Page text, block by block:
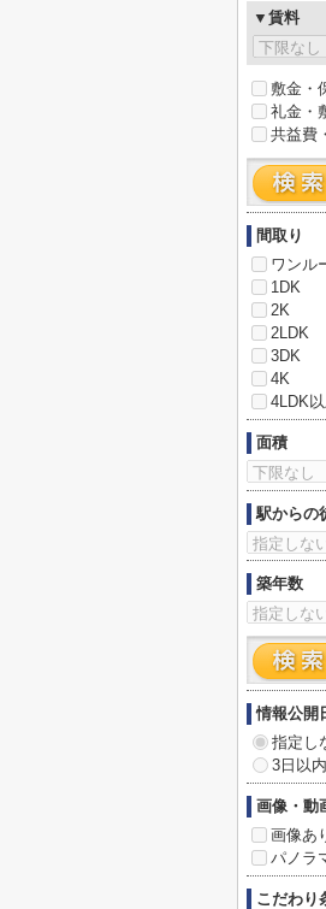
▼賃料
敷金・
礼金・
共益費
間取り
ワンル
1DK
2K
2LDK
3DK
4K
4LDK
面積
駅からの
築年数
情報公開
指定し
3日以内
画像・動
画像あ
パノラ
こだわり